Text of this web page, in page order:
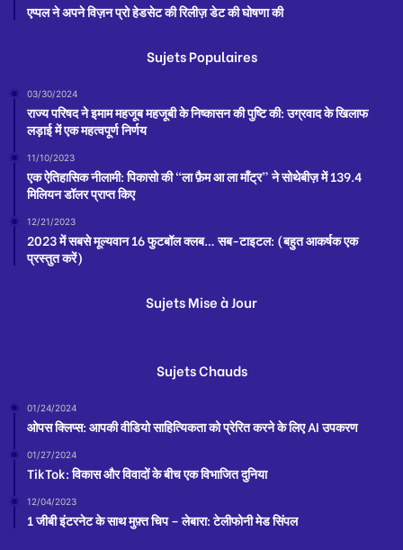
एप्पल ने अपने विज़न प्रो हेडसेट की रिलीज़ डेट की घोषणा की
Sujets Populaires
03/30/2024
राज्य परिषद ने इमाम महजूब महजूबी के निष्कासन की पुष्टि की: उग्रवाद के खिलाफ
लड़ाई में एक महत्वपूर्ण निर्णय
11/10/2023
एक ऐतिहासिक नीलामी: पिकासो की “ला फ़ैम आ ला मॉंट्र” ने सोथेबीज़ में 139.4
मिलियन डॉलर प्राप्त किए
12/21/2023
2023 में सबसे मूल्यवान 16 फुटबॉल क्लब… सब-टाइटल: (बहुत आकर्षक एक
प्रस्तुत करें)
Sujets Mise à Jour
Sujets Chauds
01/24/2024
ओपस क्लिप्स: आपकी वीडियो साहित्यिकता को प्रेरित करने के लिए AI उपकरण
01/27/2024
TikTok: विकास और विवादों के बीच एक विभाजित दुनिया
12/04/2023
1 जीबी इंटरनेट के साथ मुफ़्त चिप – लेबारा: टेलीफोनी मेड सिंपल